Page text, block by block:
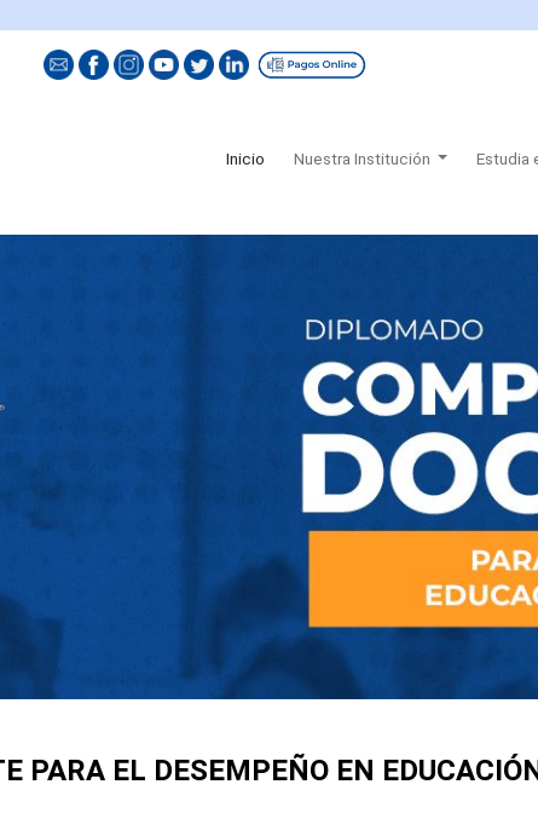
Inicio(current)Nuestra Institución Estudia
PARA EL DESEMPEÑO EN